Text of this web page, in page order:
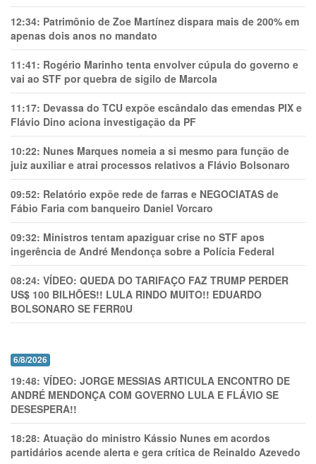
12:34: Patrimônio de Zoe Martínez dispara mais de 200% em
apenas dois anos no mandato
11:41: Rogério Marinho tenta envolver cúpula do governo e
vai ao STF por quebra de sigilo de Marcola
11:17: Devassa do TCU expõe escândalo das emendas PIX e
Flávio Dino aciona investigação da PF
10:22: Nunes Marques nomeia a si mesmo para função de
juiz auxiliar e atrai processos relativos a Flávio Bolsonaro
09:52: Relatório expõe rede de farras e NEGOCIATAS de
Fábio Faria com banqueiro Daniel Vorcaro
09:32: Ministros tentam apaziguar crise no STF apos
ingerência de André Mendonça sobre a Polícia Federal
08:24: VÍDEO: QUEDA DO TARIFAÇO FAZ TRUMP PERDER
US$ 100 BILHÕES!! LULA RINDO MUITO!! EDUARDO
BOLSONARO SE FERR0U
6/8/2026
19:48: VÍDEO: JORGE MESSIAS ARTICULA ENCONTRO DE
ANDRÉ MENDONÇA COM GOVERNO LULA E FLÁVIO SE
DESESPERA!!
18:28: Atuação do ministro Kássio Nunes em acordos
partidários acende alerta e gera crítica de Reinaldo Azevedo